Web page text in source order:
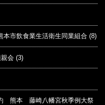
本市飲食業生活衛生同業組合 (8)
会 (3)
熊本 藤崎八幡宮秋季例大祭